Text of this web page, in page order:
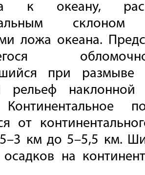
к океану,
ложа океана.
при размыве
рельеф наклонной
от
км до 5–5,5 км.
на